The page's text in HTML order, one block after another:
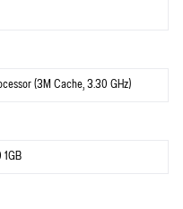
(3M Cache, 3.30 GHz)